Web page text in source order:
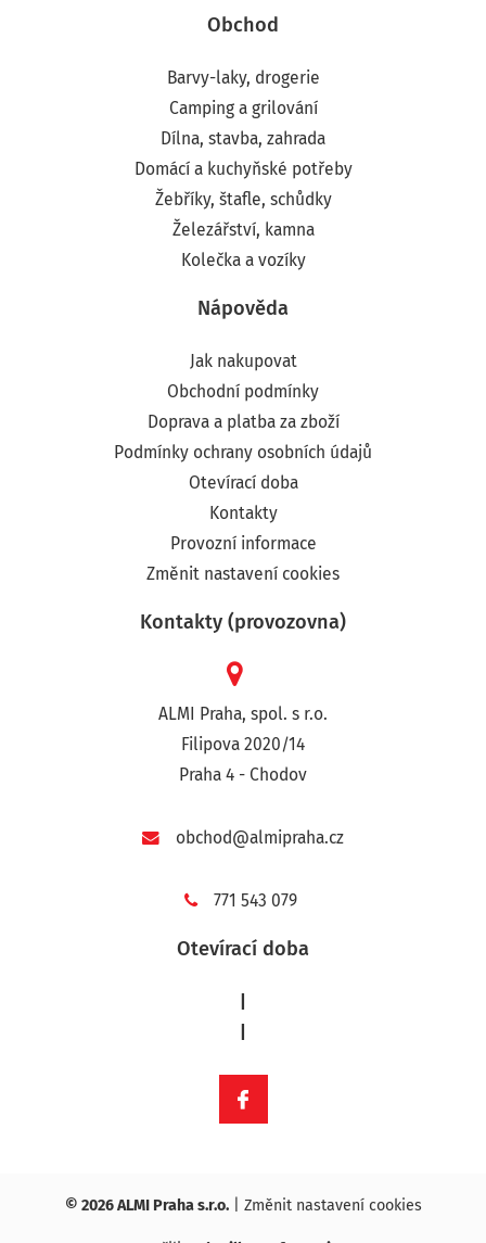
Obchod
Barvy-laky, drogerie
Camping a grilování
Dílna, stavba, zahrada
Domácí a kuchyňské potřeby
Žebříky, štafle, schůdky
Železářství, kamna
Kolečka a vozíky
Nápověda
Jak nakupovat
Obchodní podmínky
Doprava a platba za zboží
Podmínky ochrany osobních údajů
Otevírací doba
Kontakty
Provozní informace
Změnit nastavení cookies
Kontakty (provozovna)
ALMI Praha, spol. s r.o.
Filipova 2020/14
Praha 4 - Chodov
obchod@almipraha.cz
771 543 079
Otevírací doba
© 2026 ALMI Praha s.r.o.| Změnit nastavení cookies